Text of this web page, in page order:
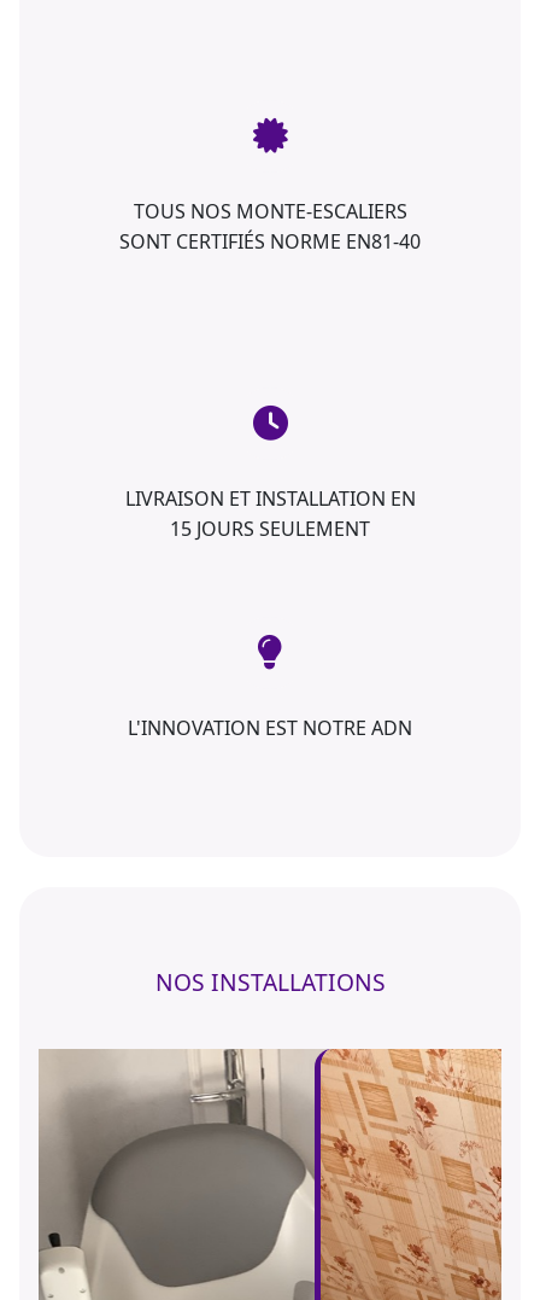
TOUS NOS MONTE-ESCALIERS
SONT CERTIFIÉS NORME EN81-40
LIVRAISON ET INSTALLATION EN
15 JOURS SEULEMENT
L'INNOVATION EST NOTRE ADN
NOS INSTALLATIONS